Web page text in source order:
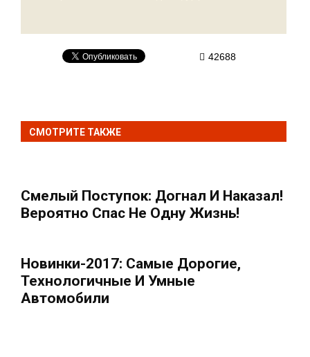
42688
СМОТРИТЕ ТАКЖЕ
Смелый Поступок: Догнал И Наказал!
Вероятно Спас Не Одну Жизнь!
Новинки-2017: Самые Дорогие,
Технологичные И Умные
Автомобили